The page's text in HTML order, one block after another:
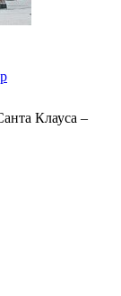
Клауса –